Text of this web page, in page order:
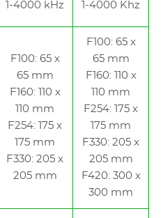
1-4000 kHz 1-4000 Khz
F100: 65 x
65 mm
F160: 110 x
110 mm
F254: 175 x
175 mm
F330: 205 x
205 mm
F100: 65 x
65 mm
F160: 110 x
110 mm
F254: 175 x
175 mm
F330: 205 x
205 mm
F420: 300 x
300 mm